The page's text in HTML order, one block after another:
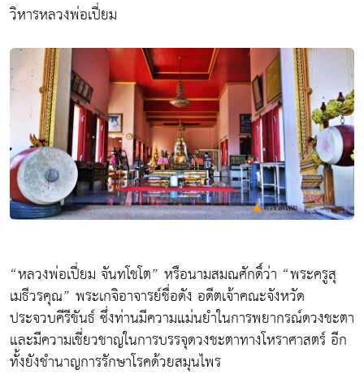
วิหารหลวงพ่อเปี่ยม
“หลวงพ่อเปี่ยม จันทโชโต” หรือนามสมณศักดิ์ว่า “พระครูสุ
เมธีวรคุณ” พระเกจิอาจารย์ชื่อดัง อดีตเจ้าคณะจังหวัด
ประจวบคีรีขันธ์ ซึ่งท่านมีความแม่นยำในการพยากรณ์ดวงชะตา
และมีความเชี่ยวชาญในการบรรจุดวงชะตาทางโหราศาสตร์ อีก
ทั้งยังชำนาญการรักษาโรคด้วยสมุนไพร